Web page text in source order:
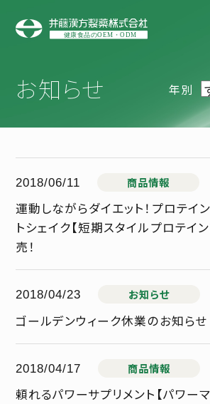
お知らせ 年別
2018/06/11 商品情報
運動しながらダイエット！プロテイ
トシェイク【短期スタイルプロテイ
売！
2018/04/23 お知らせ
ゴールデンウィーク休業のお知らせ
2018/04/17 商品情報
頼れるパワーサプリメント【パワー